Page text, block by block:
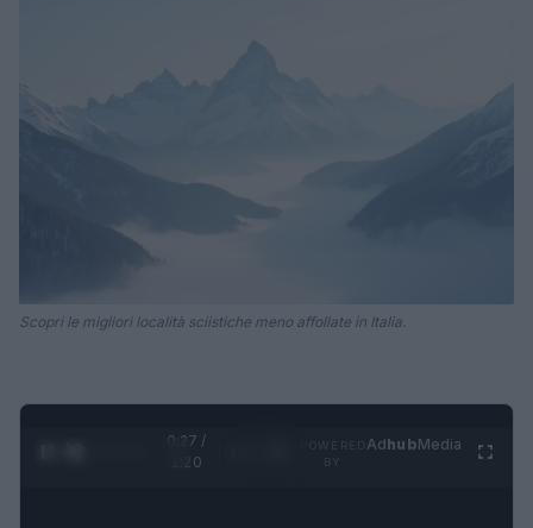
Scopri le migliori località sciistiche meno affollate in Italia.
0:28 /
1:20
AdhubMedia